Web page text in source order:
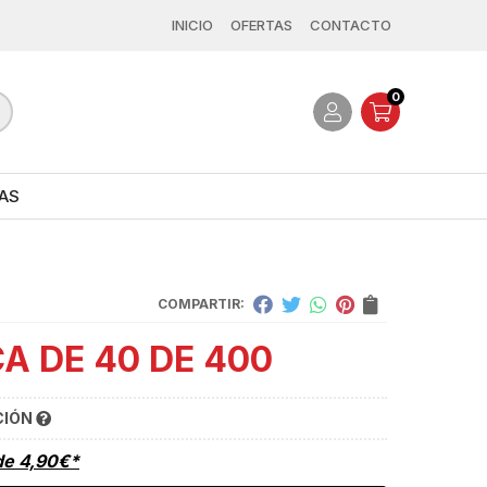
INICIO OFERTAS CONTACTO
0
COMPARTIR:
DE 40 DE 400
4,90€*